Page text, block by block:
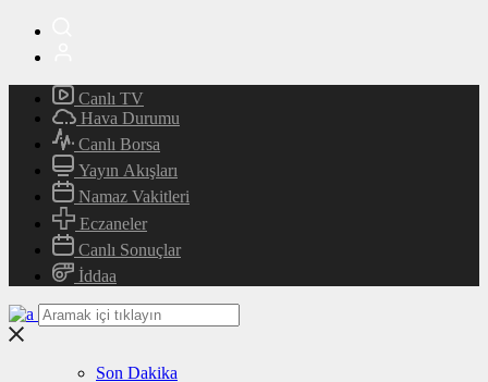
Canlı TV
Hava Durumu
Canlı Borsa
Yayın Akışları
Namaz Vakitleri
Eczaneler
Canlı Sonuçlar
İddaa
Son Dakika